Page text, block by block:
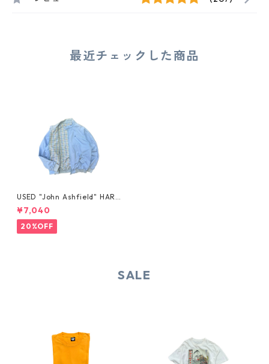
最近チェックした商品
USED "John Ashfield" HARRI
NGTON JACKET
¥7,040
20%OFF
SALE